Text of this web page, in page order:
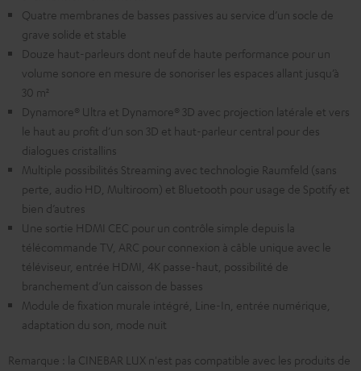
Quatre membranes de basses passives au service d’un socle de
grave solide et stable
Douze haut-parleurs dont neuf de haute performance pour un
volume sonore en mesure de sonoriser les espaces allant jusqu’à
30 m²
Dynamore® Ultra et Dynamore® 3D avec projection latérale et vers
le haut au profit d’un son 3D et haut-parleur central pour des
dialogues cristallins
Multiple possibilités Streaming avec technologie Raumfeld (sans
perte, audio HD, Multiroom) et Bluetooth pour usage de Spotify et
bien d’autres
Une sortie HDMI CEC pour un contrôle simple depuis la
télécommande TV, ARC pour connexion à câble unique avec le
téléviseur, entrée HDMI, 4K passe-haut, possibilité de
branchement d’un caisson de basses
Module de fixation murale intégré, Line-In, entrée numérique,
adaptation du son, mode nuit
Remarque : la CINEBAR LUX n'est pas compatible avec les produits de